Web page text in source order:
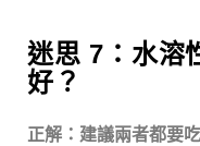
迷思 7：水溶
好？
正解：建議兩者都要